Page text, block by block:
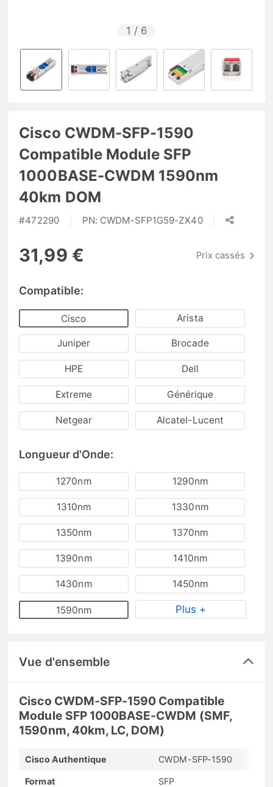
1 / 6
Cisco CWDM-SFP-1590
Compatible Module SFP
1000BASE-CWDM 1590nm
40km DOM
#472290 PN: CWDM-SFP1G59-ZX40
31,99 € Prix cassés
Compatible:
Cisco Arista
Juniper Brocade
HPE Dell
Extreme Générique
Netgear Alcatel-Lucent
Longueur d'Onde:
1270nm 1290nm
1310nm 1330nm
1350nm 1370nm
1390nm 1410nm
1430nm 1450nm
1590nm Plus +
Vue d'ensemble
Cisco CWDM-SFP-1590 Compatible
Module SFP 1000BASE-CWDM (SMF,
1590nm, 40km, LC, DOM)
Cisco Authentique CWDM-SFP-1590
Format SFP